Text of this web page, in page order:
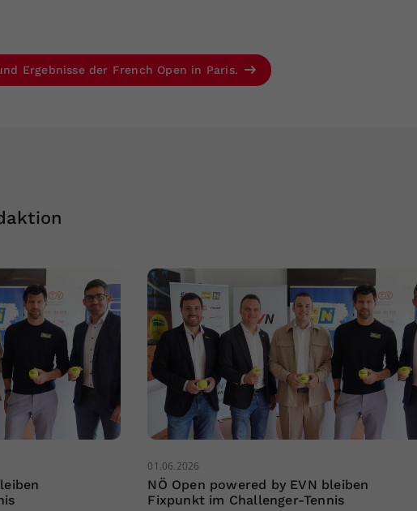
Ergebnisse der French Open in Paris.
01.06.2026
NÖ Open powered by EVN bleiben
Fixpunkt im Challenger-Tennis